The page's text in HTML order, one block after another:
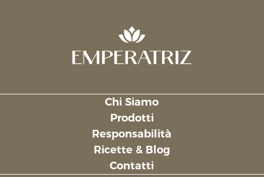
Chi Siamo
Prodotti
Responsabilità
Ricette & Blog
Contatti